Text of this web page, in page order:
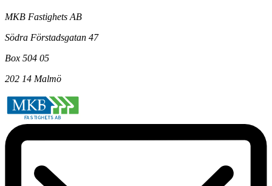
MKB Fastighets AB
Södra Förstadsgatan 47
Box 504 05
202 14 Malmö